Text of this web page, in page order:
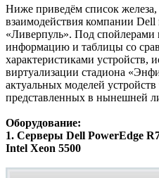
Ниже приведём список железа,
взаимодействия компании Dell
«Ливерпуль». Под
информацию и таблицы со
характеристиками устройств,
виртуализации стадиона
актуальных моделей устройств
представленных в нынешней
Оборудование:
1. Серверы Dell PowerEdge
Intel Xeon 5500